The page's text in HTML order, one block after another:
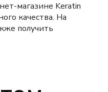
магазине Keratin
качества. На
получить